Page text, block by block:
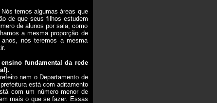
temos algumas áreas que
de que seus filhos estudem
de alunos por sala, como
a mesma proporção de
nós teremos a mesma
fundamental da rede
nem o Departamento de
está com aditamento
com um número menor de
mais o que se fazer. Essas